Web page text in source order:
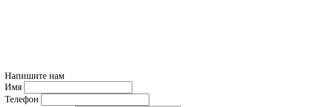
Напишите нам
Имя
Телефон